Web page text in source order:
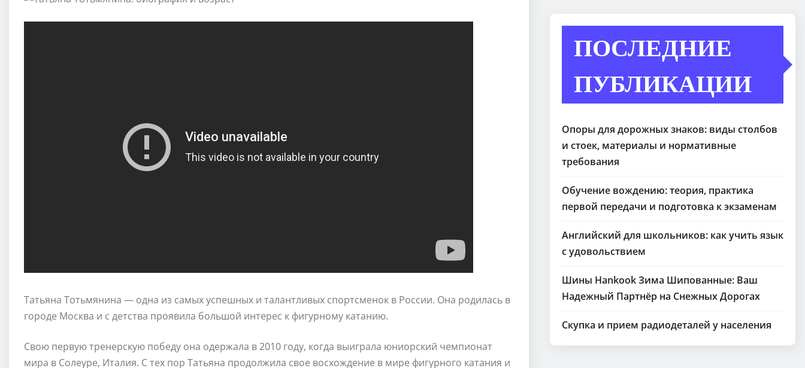
Татьяна Тотьмянина — одна из самых успешных и талантливых спортсменок в России. Она родилась в
городе Москва и с детства проявила большой интерес к фигурному катанию.
Свою первую тренерскую победу она одержала в 2010 году, когда выиграла юниорский чемпионат
мира в Солеуре, Италия. С тех пор Татьяна продолжила свое восхождение в мире фигурного катания и
ПОСЛЕДНИЕ
ПУБЛИКАЦИИ
Опоры для дорожных знаков: виды столбов
и стоек, материалы и нормативные
требования
Обучение вождению: теория, практика
первой передачи и подготовка к экзаменам
Английский для школьников: как учить язык
с удовольствием
Шины Hankook Зима Шипованные: Ваш
Надежный Партнёр на Снежных Дорогах
Скупка и прием радиодеталей у населения